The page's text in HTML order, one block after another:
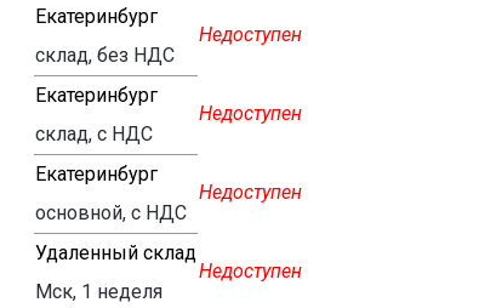
Екатеринбург
Недоступен
склад, без НДС
Екатеринбург
Недоступен
склад, с НДС
Екатеринбург
Недоступен
основной, с НДС
Удаленный склад
Недоступен
Мск, 1 неделя